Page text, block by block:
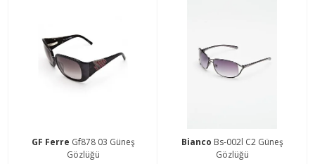
GF Ferre Gf878 03 Güneş
Gözlüğü
Bianco Bs-002l C2 Güneş
Gözlüğü